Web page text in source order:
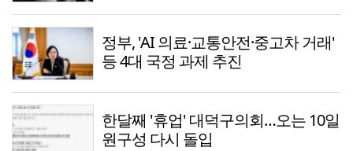
정부, 'AI 의료·교통안전·중고차 거래'
등 4대 국정 과제 추진
한달째 '휴업' 대덕구의회…오는 10일
원구성 다시 돌입